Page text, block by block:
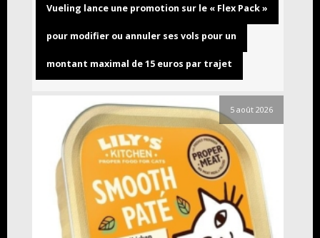
Vueling lance une promotion sur le « Flex Pack »
pour modifier ou annuler ses vols pour un
montant maximal de 15 euros par trajet
5 août 2026